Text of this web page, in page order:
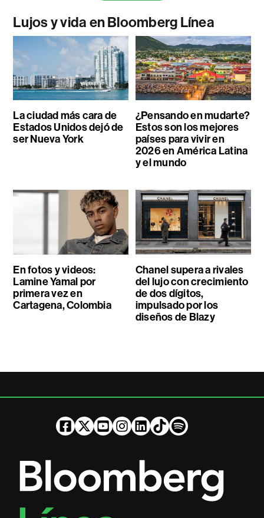
Lujos y vida en Bloomberg Línea
La ciudad más cara de
Estados Unidos dejó de
ser Nueva York
¿Pensando en mudarte?
Estos son los mejores
países para vivir en
2026 en América Latina
y el mundo
En fotos y videos:
Lamine Yamal por
primera vez en
Cartagena, Colombia
Chanel supera a rivales
del lujo con crecimiento
de dos dígitos,
impulsado por los
diseños de Blazy